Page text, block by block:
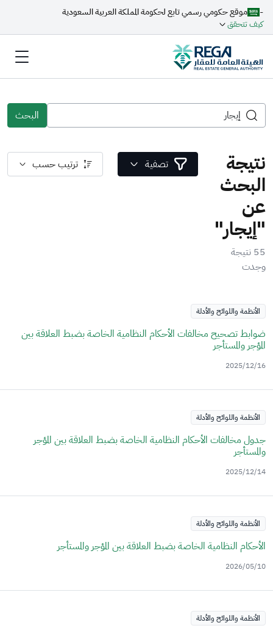
-
موقع حكومي رسمي تابع لحكومة المملكة العربية السعودية
كيف تتحقق
البحث
نتيجة
البحث
عن
"إيجار"
55 نتيجة
وجدت
تصفية ترتيب حسب
الأنظمة واللوائح والأدلة
ضوابط تصحيح مخالفات الأحكام النظامية الخاصة بضبط العلاقة بين
المؤجر والمستأجر
2025/12/16
الأنظمة واللوائح والأدلة
جدول مخالفات الأحكام النظامية الخاصة بضبط العلاقة بين المؤجر
والمستأجر
2025/12/14
الأنظمة واللوائح والأدلة
الأحكام النظامية الخاصة بضبط العلاقة بين المؤجر والمستأجر
2026/05/10
الأنظمة واللوائح والأدلة